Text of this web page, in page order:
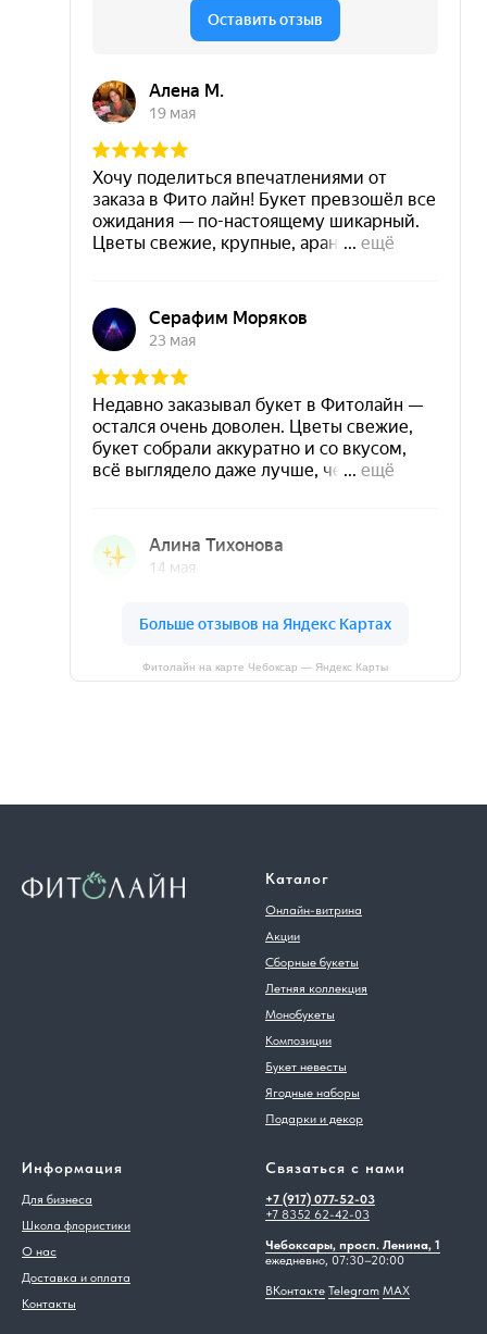
Фитолайн на карте Чебоксар — Яндекс Карты
Каталог
Онлайн-витрина
Акции
Сборные букеты
Летняя коллекция
Монобукеты
Композиции
Букет невесты
Ягодные наборы
Подарки и декор
Информация
Для бизнеса
Школа флористики
О нас
Доставка и оплата
Контакты
Связаться с нами
+7 (917) 077-52-03
+7 8352 62-42-03
Чебоксары, просп. Ленина, 1
ежедневно, 07:30–20:00
ВКонтакте Telegram MAX